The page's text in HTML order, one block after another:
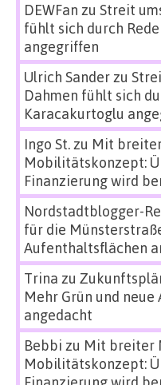
DEWFan zu Streit
fühlt sich durch
angegriffen
Ulrich Sanderzu
Dahmen fühlt sich
Karacakurtoglu
Ingo St.zu Mit
Mobilitätskonzept:
Finanzierung wird
Nordstadtblogger-
für die
Aufenthaltsflächen
Trina zu
Mehr Grün und
angedacht
Bebbi zu Mit breiter
Mobilitätskonzept: